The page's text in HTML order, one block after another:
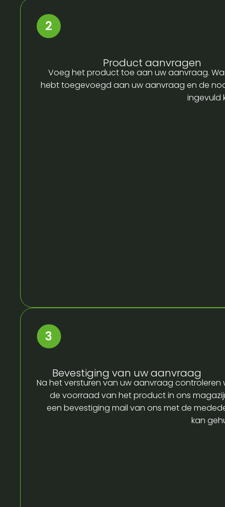
Product aanvragen
Voeg het product toe aan uw aanvraag.
hebt toegevoegd aan uw aanvraag en de
ingevuld
Bevestiging van uw aanvraag
Na het versturen van uw aanvraag controleren
de voorraad van het product in ons
een bevestiging mail van ons met de
kan